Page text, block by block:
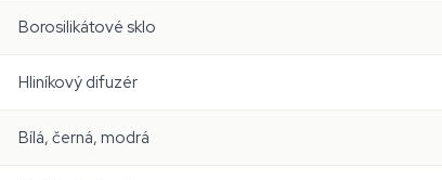
Borosilikátové sklo
Hliníkový difuzér
Bílá, černá, modrá